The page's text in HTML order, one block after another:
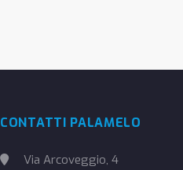
CONTATTI PALAMELO
Via Arcoveggio, 4